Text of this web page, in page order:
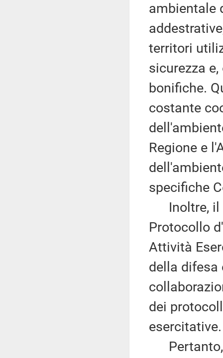
ambientale
territori
sicurezza
bonifiche.
costante
Regione e
specifiche
Inoltre, il
Protocollo
Attività
della difesa
dei
esercitative.
Pertanto,